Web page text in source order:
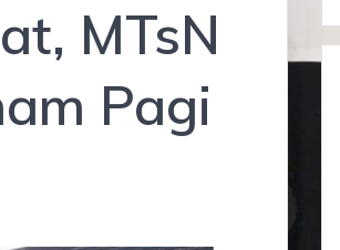
MTsN
Pagi